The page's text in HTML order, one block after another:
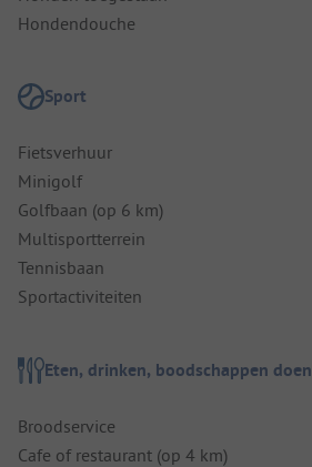
Hondendouche
Sport
Fietsverhuur
Minigolf
Golfbaan (op 6 km)
Multisportterrein
Tennisbaan
Sportactiviteiten
Eten, drinken, boodschappen doen
Broodservice
Cafe of restaurant (op 4 km)